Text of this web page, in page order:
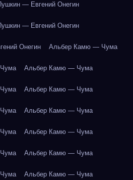
— Евгений Онегин
— Евгений Онегин
Онегин Альбер Камю — Чума
Альбер Камю — Чума
Альбер Камю — Чума
Альбер Камю — Чума
Альбер Камю — Чума
Альбер Камю — Чума
Альбер Камю — Чума